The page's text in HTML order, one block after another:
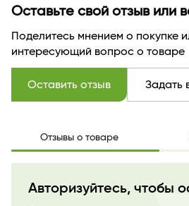
Производитель
Оставьте свой отзыв или
Поделитесь мнением о покупке
интересующий вопрос о товаре
Оставить отзыв Задать
Отзывы о товаре
Авторизуйтесь, чтобы